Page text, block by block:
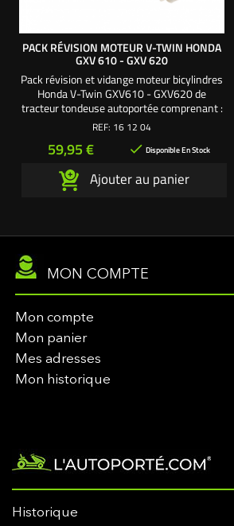
PACK RÉVISION MOTEUR V-TWIN HONDA
GXV 610 - GXV 620
Pack révision et vidange moteur bicylindres
Honda V-Twin GXV610 - GXV620 de
tracteur tondeuse autoportée comprenant :
- 1 filtre à air. - 1 mousse de filtre à air. -
bougies culot long. - 2 litres d'huile
L'autoporté.com ®
REF: 16 12 04
Prix
59,95 €  Disponible En Stock
Ajouter au panier
MON COMPTE
Mon compte
Mon panier
Mes adresses
Mon historique
Historique